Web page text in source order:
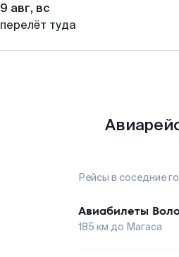
9 авг, вс
перелёт туда
Рейсы в соседние
Авиабилеты
185 км до Магаса